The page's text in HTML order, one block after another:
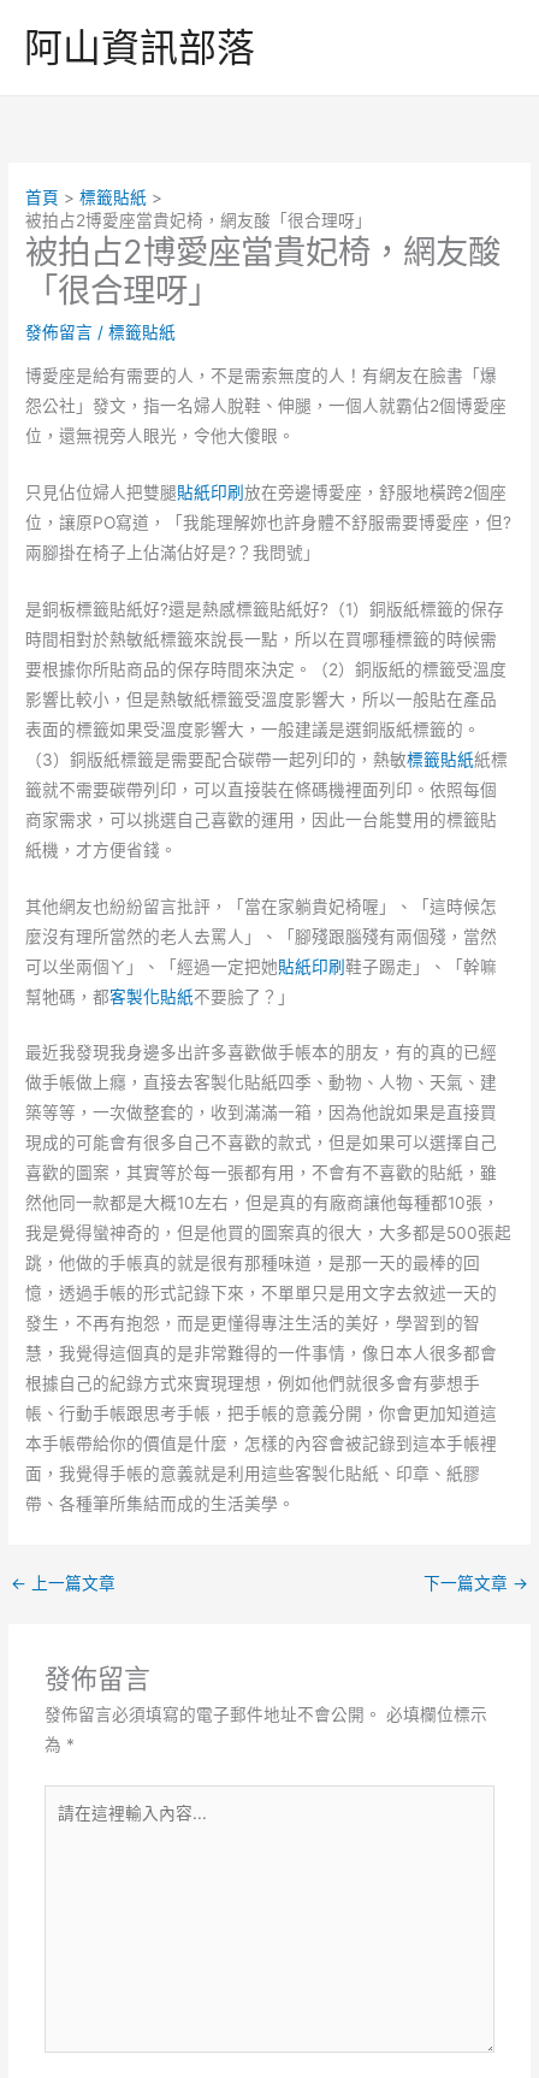
阿山資訊部落
首頁
標籤貼紙
被拍占2博愛座當貴妃椅，網友酸「很合理呀」
被拍占2博愛座當貴妃椅，網友酸
「很合理呀」
發佈留言 /標籤貼紙
博愛座是給有需要的人，不是需索無度的人！有網友在臉書「爆
怨公社」發文，指一名婦人脫鞋、伸腿，一個人就霸佔2個博愛座
位，還無視旁人眼光，令他大傻眼。
只見佔位婦人把雙腿貼紙印刷放在旁邊博愛座，舒服地橫跨2個座
位，讓原PO寫道，「我能理解妳也許身體不舒服需要博愛座，但?
兩腳掛在椅子上佔滿佔好是?？我問號」
是銅板標籤貼紙好?還是熱感標籤貼紙好?（1）銅版紙標籤的保存
時間相對於熱敏紙標籤來說長一點，所以在買哪種標籤的時候需
要根據你所貼商品的保存時間來決定。（2）銅版紙的標籤受溫度
影響比較小，但是熱敏紙標籤受溫度影響大，所以一般貼在產品
表面的標籤如果受溫度影響大，一般建議是選銅版紙標籤的。
（3）銅版紙標籤是需要配合碳帶一起列印的，熱敏標籤貼紙紙標
籤就不需要碳帶列印，可以直接裝在條碼機裡面列印。依照每個
商家需求，可以挑選自己喜歡的運用，因此一台能雙用的標籤貼
紙機，才方便省錢。
其他網友也紛紛留言批評，「當在家躺貴妃椅喔」、「這時候怎
麼沒有理所當然的老人去罵人」、「腳殘跟腦殘有兩個殘，當然
可以坐兩個ㄚ」、「經過一定把她貼紙印刷鞋子踢走」、「幹嘛
幫牠碼，都客製化貼紙不要臉了？」
最近我發現我身邊多出許多喜歡做手帳本的朋友，有的真的已經
做手帳做上癮，直接去客製化貼紙四季、動物、人物、天氣、建
築等等，一次做整套的，收到滿滿一箱，因為他說如果是直接買
現成的可能會有很多自己不喜歡的款式，但是如果可以選擇自己
喜歡的圖案，其實等於每一張都有用，不會有不喜歡的貼紙，雖
然他同一款都是大概10左右，但是真的有廠商讓他每種都10張，
我是覺得蠻神奇的，但是他買的圖案真的很大，大多都是500張起
跳，他做的手帳真的就是很有那種味道，是那一天的最棒的回
憶，透過手帳的形式記錄下來，不單單只是用文字去敘述一天的
發生，不再有抱怨，而是更懂得專注生活的美好，學習到的智
慧，我覺得這個真的是非常難得的一件事情，像日本人很多都會
根據自己的紀錄方式來實現理想，例如他們就很多會有夢想手
帳、行動手帳跟思考手帳，把手帳的意義分開，你會更加知道這
本手帳帶給你的價值是什麼，怎樣的內容會被記錄到這本手帳裡
面，我覺得手帳的意義就是利用這些客製化貼紙、印章、紙膠
帶、各種筆所集結而成的生活美學。
← 上一篇文章 下一篇文章 →
發佈留言
發佈留言必須填寫的電子郵件地址不會公開。 必填欄位標示
為 *